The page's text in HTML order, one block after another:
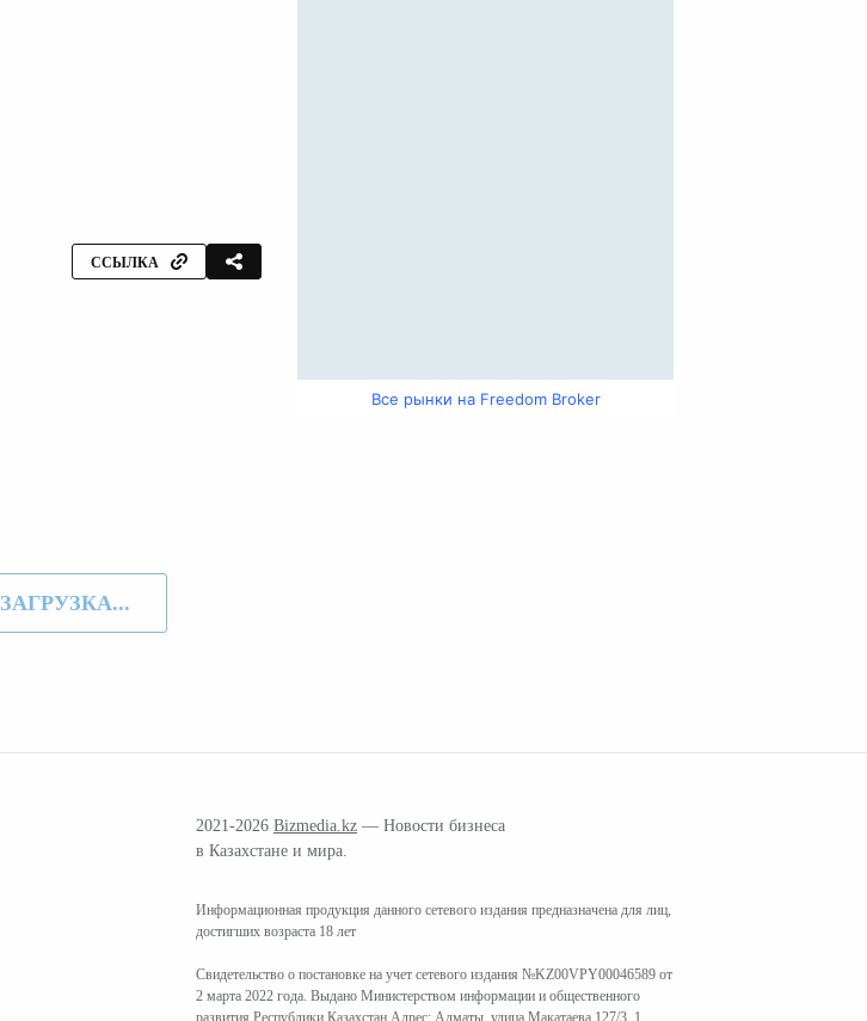
ССЫЛКА
Все рынки на Freedom Broker
ЗАГРУЗКА...
2021-2026 Bizmedia.kz — Новости бизнеса
в Казахстане и мира.
Информационная продукция данного сетевого издания предназначена для лиц,
достигших возраста 18 лет
Свидетельство о постановке на учет сетевого издания №KZ00VPY00046589 от
2 марта 2022 года. Выдано Министерством информации и общественного
развития Республики Казахстан Адрес: Алматы, улица Макатаева 127/3, 1